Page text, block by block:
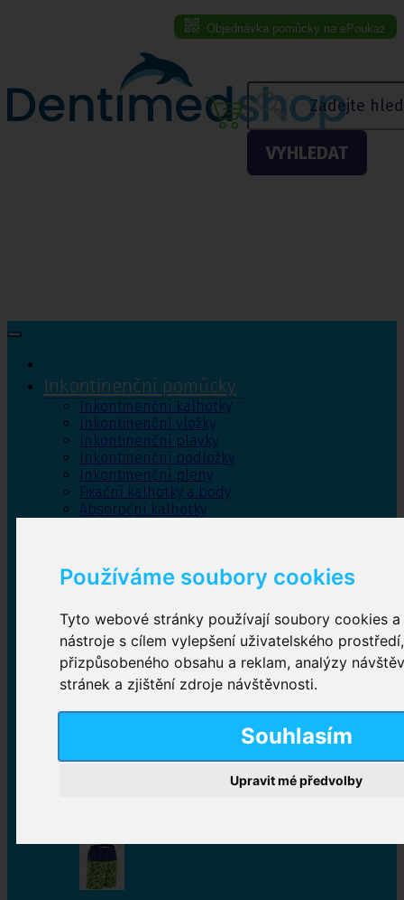
Používáme soubory cookies
Tyto webové stránky používají soubory cookies
nástroje s cílem vylepšení uživatelského
přizpůsobeného obsahu a reklam, analýzy
stránek a zjištění zdroje návštěvnosti.
Souhlasím
Upravit mé předvolby
Objednávka pomůcky na ePoukaz
VYHLEDAT
Inkontinenční pomůcky
Inkontinenční kalhotky
Inkontinenční vložky
Inkontinenční plavky
Inkontinenční podložky
Inkontinenční pleny
Fixační kalhotky a body
Absorpční kalhotky
Inkontinenční kalhotky
Plenkové kalhotky navlékací,Plenkové kalhotky
zalepovací,Inkontinenční kalhotky dámské
Inkontinenční vložky